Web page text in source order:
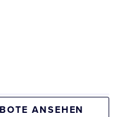
ANSEHEN